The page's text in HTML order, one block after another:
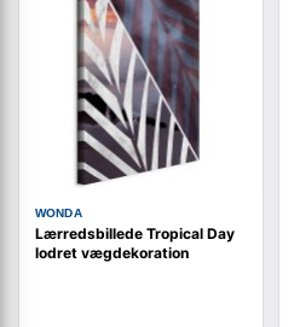
WONDA
Lærredsbillede Tropical Day
lodret vægdekoration